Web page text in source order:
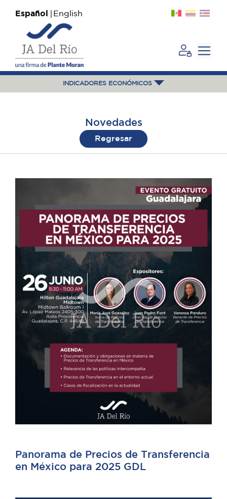
Español English
INDICADORES ECONÓMICOS
Novedades
Regresar
Panorama de Precios de Transferencia
en México para 2025 GDL